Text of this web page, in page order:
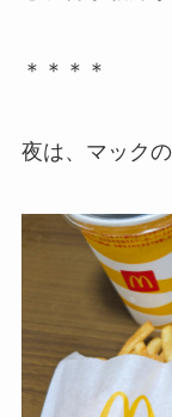
＊＊＊＊
夜は、マック